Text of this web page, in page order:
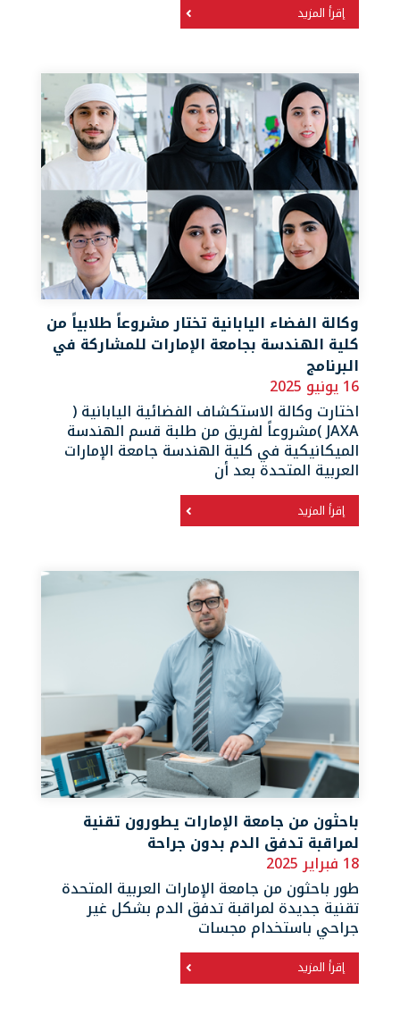
إقرأ المزيد
وكالة الفضاء اليابانية تختار مشروعاً طلابياً من
كلية الهندسة بجامعة الإمارات للمشاركة في
البرنامج
16 يونيو 2025
اختارت وكالة الاستكشاف الفضائية اليابانية (
JAXA )مشروعاً لفريق من طلبة قسم الهندسة
الميكانيكية في كلية الهندسة جامعة الإمارات
العربية المتحدة بعد أن
إقرأ المزيد
باحثون من جامعة الإمارات يطورون تقنية
لمراقبة تدفق الدم بدون جراحة
18 فبراير 2025
طور باحثون من جامعة الإمارات العربية المتحدة
تقنية جديدة لمراقبة تدفق الدم بشكل غير
جراحي باستخدام مجسات
إقرأ المزيد